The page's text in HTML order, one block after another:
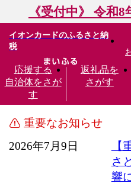
《受付中》 令和
イオンカードのふるさと納
税
応援する
自治体をさが
す
返礼品を
さがす
重要なお知らせ
2026年7月9日
【
さ
響